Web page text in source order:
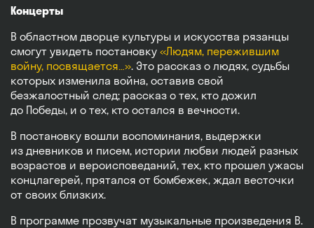
Концерты
В областном дворце культуры и искусства рязанцы
смогут увидеть постановку «Людям, пережившим
войну, посвящается…». Это рассказ о людях, судьбы
которых изменила война, оставив свой
безжалостный след; рассказ о тех, кто дожил
до Победы, и о тех, кто остался в вечности.
В постановку вошли воспоминания, выдержки
из дневников и писем, истории любви людей разных
возрастов и вероисповеданий, тех, кто прошел ужасы
концлагерей, прятался от бомбежек, ждал весточки
от своих близких.
В программе прозвучат музыкальные произведения В.